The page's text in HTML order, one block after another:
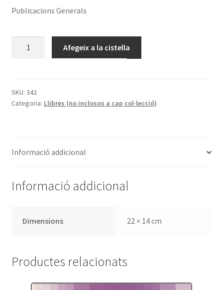
Publicacions Generals
Joan
Maragall
Afegeix a la cistella
SKU: 342
Categoria: Llibres (no inclosos a cap col·lecció)
Informació addicional
Informació addicional
Dimensions 22 × 14 cm
Productes relacionats